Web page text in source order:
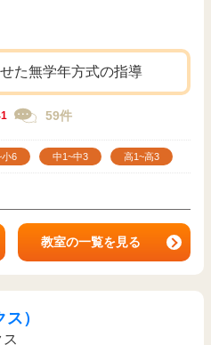
た無学年方式の指導
59件
小6 中1~中3 高1~高3
教室の一覧を見る
）